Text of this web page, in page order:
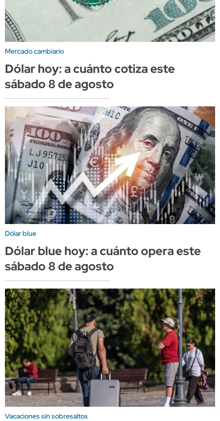
Mercado cambiario
Dólar hoy: a cuánto cotiza este
sábado 8 de agosto
Dólar blue
Dólar blue hoy: a cuánto opera este
sábado 8 de agosto
Vacaciones sin sobresaltos